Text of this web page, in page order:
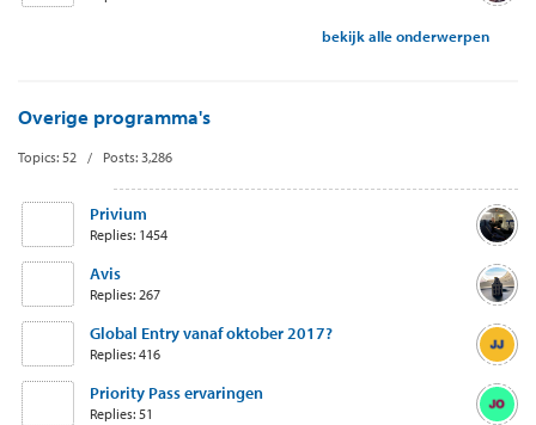
bekijk alle onderwerpen
Overige programma's
Topics: 52 / Posts: 3,286
Privium
Replies: 1454
Avis
Replies: 267
Global Entry vanaf oktober 2017?
Replies: 416
Priority Pass ervaringen
Replies: 51